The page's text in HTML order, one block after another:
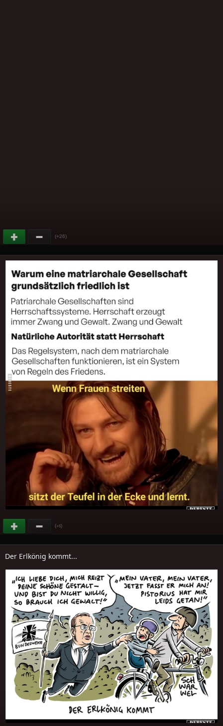
(+26)
(+6)
Der Erlkönig kommt...